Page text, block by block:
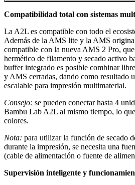
Compatibilidad total con sistemas
La A2L es compatible con todo el
Además de la AMS lite y la AMS
compatible con la nueva AMS 2 Pro,
hermético de filamento y secado activo
buffer integrado es posible combinar
y AMS cerradas, dando como resultado
escalable para impresión multimaterial.
Consejo: se pueden conectar hasta 4
Bambu Lab A2L al mismo tiempo, lo
colores.
Nota: para utilizar la función de secado
durante la impresión, se necesita una
(cable de alimentación o fuente de
Supervisión inteligente y